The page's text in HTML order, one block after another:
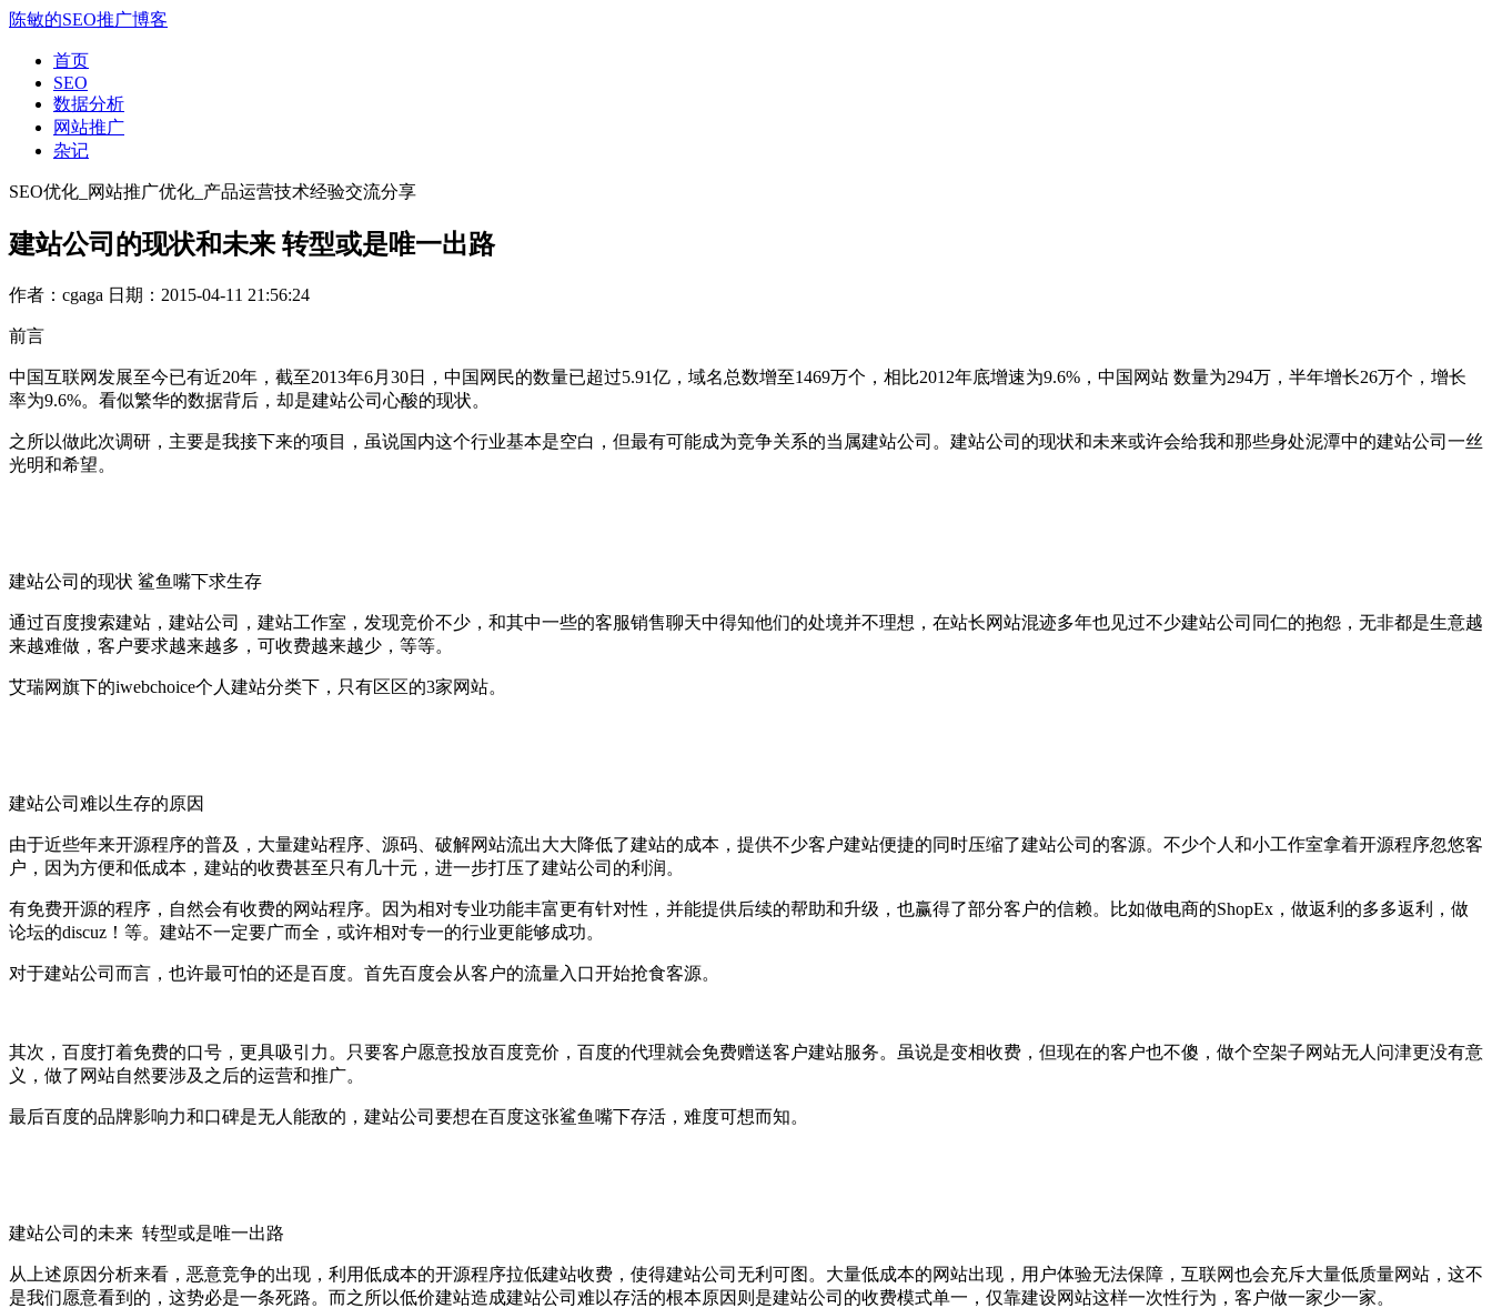
陈敏的SEO推广博客
首页
SEO
数据分析
网站推广
杂记
SEO优化_网站推广优化_产品运营技术经验交流分享
建站公司的现状和未来 转型或是唯一出路
作者：cgaga 日期：2015-04-11 21:56:24
前言
中国互联网发展至今已有近20年，截至2013年6月30日，中国网民的数量已超过5.91亿，域名总数增至1469万个，相比2012年底增速为9.6%，中国网站 数量为294万，半年增长26万个，增长
率为9.6%。看似繁华的数据背后，却是建站公司心酸的现状。
之所以做此次调研，主要是我接下来的项目，虽说国内这个行业基本是空白，但最有可能成为竞争关系的当属建站公司。建站公司的现状和未来或许会给我和那些身处泥潭中的建站公司一丝
光明和希望。
建站公司的现状 鲨鱼嘴下求生存
通过百度搜索建站，建站公司，建站工作室，发现竞价不少，和其中一些的客服销售聊天中得知他们的处境并不理想，在站长网站混迹多年也见过不少建站公司同仁的抱怨，无非都是生意越
来越难做，客户要求越来越多，可收费越来越少，等等。
艾瑞网旗下的iwebchoice个人建站分类下，只有区区的3家网站。
建站公司难以生存的原因
由于近些年来开源程序的普及，大量建站程序、源码、破解网站流出大大降低了建站的成本，提供不少客户建站便捷的同时压缩了建站公司的客源。不少个人和小工作室拿着开源程序忽悠客
户，因为方便和低成本，建站的收费甚至只有几十元，进一步打压了建站公司的利润。
有免费开源的程序，自然会有收费的网站程序。因为相对专业功能丰富更有针对性，并能提供后续的帮助和升级，也赢得了部分客户的信赖。比如做电商的ShopEx，做返利的多多返利，做
论坛的discuz！等。建站不一定要广而全，或许相对专一的行业更能够成功。
对于建站公司而言，也许最可怕的还是百度。首先百度会从客户的流量入口开始抢食客源。
其次，百度打着免费的口号，更具吸引力。只要客户愿意投放百度竞价，百度的代理就会免费赠送客户建站服务。虽说是变相收费，但现在的客户也不傻，做个空架子网站无人问津更没有意
义，做了网站自然要涉及之后的运营和推广。
最后百度的品牌影响力和口碑是无人能敌的，建站公司要想在百度这张鲨鱼嘴下存活，难度可想而知。
建站公司的未来 转型或是唯一出路
从上述原因分析来看，恶意竞争的出现，利用低成本的开源程序拉低建站收费，使得建站公司无利可图。大量低成本的网站出现，用户体验无法保障，互联网也会充斥大量低质量网站，这不
是我们愿意看到的，这势必是一条死路。而之所以低价建站造成建站公司难以存活的根本原因则是建站公司的收费模式单一，仅靠建设网站这样一次性行为，客户做一家少一家。